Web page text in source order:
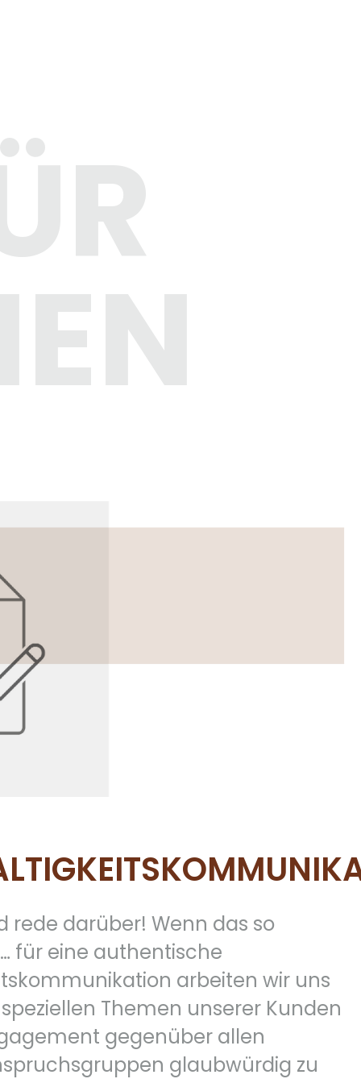
rede darüber! Wenn das so
für eine authentische
arbeiten wir uns
Themen unserer Kunden
gegenüber allen
glaubwürdig zu